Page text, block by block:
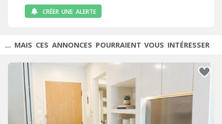
CRÉER UNE ALERTE
... MAIS CES ANNONCES POURRAIENT VOUS INTÉRESSER